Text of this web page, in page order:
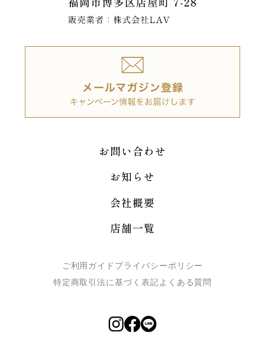
お問い合わせ
お知らせ
会社概要
店舗一覧
ご利用ガイド プライバシーポリシー
特定商取引法に基づく表記よくある質問